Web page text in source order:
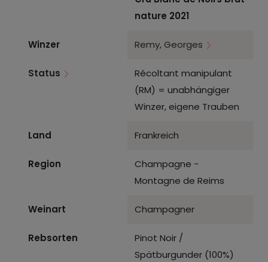
nature 2021
Winzer Remy, Georges
Status
Récoltant manipulant
(RM) = unabhängiger
Winzer, eigene Trauben
Land Frankreich
Region
Champagne -
Montagne de Reims
Weinart Champagner
Rebsorten
Pinot Noir /
Spätburgunder (100%)